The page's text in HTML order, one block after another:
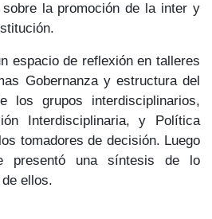
la promoción de la inter y
espacio de reflexión en talleres
Gobernanza y estructura del
los grupos interdisciplinarios,
Interdisciplinaria, y Política
tomadores de decisión. Luego
presentó una síntesis de lo
ellos.